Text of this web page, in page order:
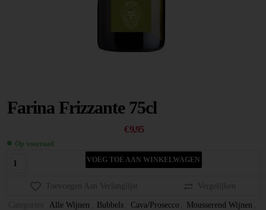
Farina Frizzante 75cl
€9,95
Op voorraad
VOEG TOE AAN WINKELWAGEN
Toevoegen Aan Verlanglijst Vergelijken
Alle Wijnen Bubbels Cava/Prosecco Mousserend Wijnen